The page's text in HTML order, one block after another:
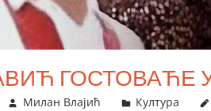
ГОСТОВАЋЕ
Милан Влајић Култура